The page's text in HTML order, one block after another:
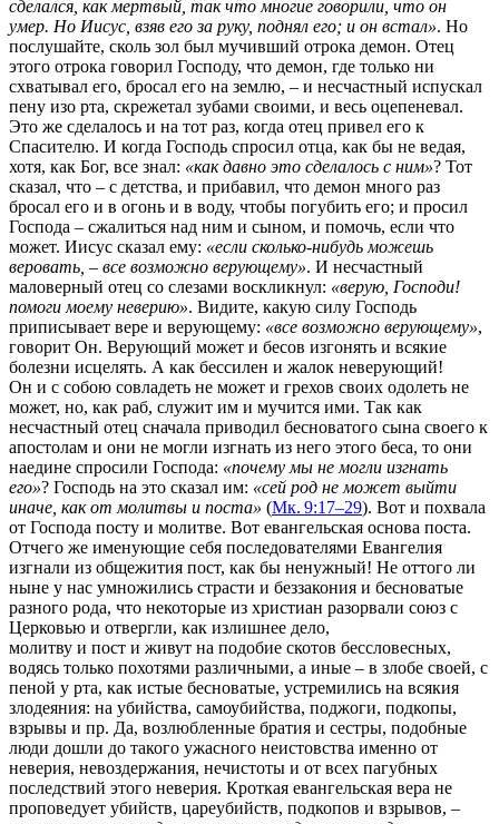
сделался, как мертвый, так что многие говорили, что он
умер. Но Иисус, взяв его за руку, поднял его; и он встал». Но
послушайте, сколь зол был мучивший отрока демон. Отец
этого отрока говорил Господу, что демон, где только ни
схватывал его, бросал его на землю, – и несчастный испускал
пену изо рта, скрежетал зубами своими, и весь оцепеневал.
Это же сделалось и на тот раз, когда отец привел его к
Спасителю. И когда Господь спросил отца, как бы не ведая,
хотя, как Бог, все знал: «как давно это сделалось с ним»? Тот
сказал, что – с детства, и прибавил, что демон много раз
бросал его и в огонь и в воду, чтобы погубить его; и просил
Господа – сжалиться над ним и сыном, и помочь, если что
может. Иисус сказал ему: «если сколько-нибудь можешь
веровать, – все возможно верующему». И несчастный
маловерный отец со слезами воскликнул: «верую, Господи!
помоги моему неверию». Видите, какую силу Господь
приписывает вере и верующему: «все возможно верующему»,
говорит Он. Верующий может и бесов изгонять и всякие
болезни исцелять. А как бессилен и жалок неверующий!
Он и с собою совладеть не может и грехов своих одолеть не
может, но, как раб, служит им и мучится ими. Так как
несчастный отец сначала приводил бесноватого сына своего к
апостолам и они не могли изгнать из него этого беса, то они
наедине спросили Господа: «почему мы не могли изгнать
его»? Господь на это сказал им: «сей род не может выйти
иначе, как от молитвы и поста» (Мк. 9:17–29). Вот и похвала
от Господа посту и молитве. Вот евангельская основа поста.
Отчего же именующие себя последователями Евангелия
изгнали из общежития пост, как бы ненужный! Не оттого ли
ныне у нас умножились страсти и беззакония и бесноватые
разного рода, что некоторые из христиан разорвали союз с
Церковью и отвергли, как излишнее дело,
молитву и пост и живут на подобие скотов бессловесных,
водясь только похотями различными, а иные – в злобе своей, с
пеной у рта, как истые бесноватые, устремились на всякия
злодеяния: на убийства, самоубийства, поджоги, подкопы,
взрывы и пр. Да, возлюбленные братия и сестры, подобные
люди дошли до такого ужасного неистовства именно от
неверия, невоздержания, нечистоты и от всех пагубных
последствий этого неверия. Кроткая евангельская вера не
проповедует убийств, цареубийств, подкопов и взрывов, –